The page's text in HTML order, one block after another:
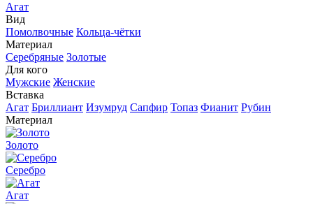
Агат
Вид
Помолвочные Кольца-чётки
Материал
Серебряные Золотые
Для кого
Мужские Женские
Вставка
Агат Бриллиант Изумруд Сапфир Топаз Фианит Рубин
Материал
Золото
Серебро
Агат